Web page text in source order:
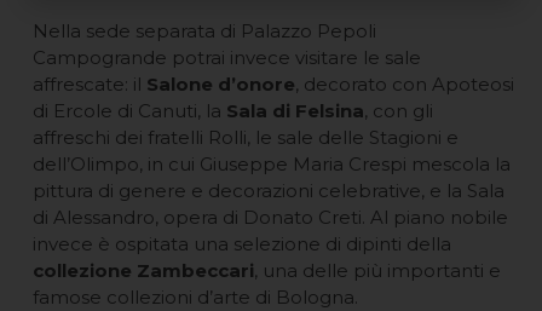
Nella sede separata di Palazzo Pepoli
Campogrande potrai invece visitare le sale
affrescate: il Salone d’onore, decorato con Apoteosi
di Ercole di Canuti, la Sala di Felsina, con gli
affreschi dei fratelli Rolli, le sale delle Stagioni e
dell’Olimpo, in cui Giuseppe Maria Crespi mescola la
pittura di genere e decorazioni celebrative, e la Sala
di Alessandro, opera di Donato Creti. Al piano nobile
invece è ospitata una selezione di dipinti della
collezione Zambeccari, una delle più importanti e
famose collezioni d’arte di Bologna.